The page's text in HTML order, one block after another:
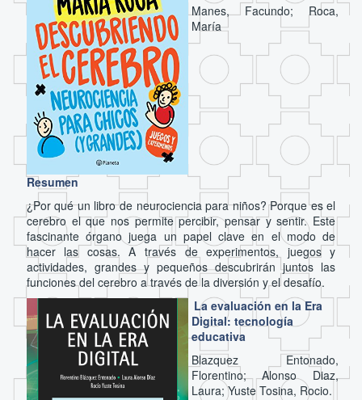
Manes, Facundo; Roca,
María
Resumen
¿Por qué un libro de neurociencia para niños? Porque es el
cerebro el que nos permite percibir, pensar y sentir. Este
fascinante órgano juega un papel clave en el modo de
hacer las cosas. A través de experimentos, juegos y
actividades, grandes y pequeños descubrirán juntos las
funciones del cerebro a través de la diversión y el desafío.
La evaluación en la Era
Digital: tecnología
educativa
Blazquez Entonado,
Florentino; Alonso Diaz,
Laura; Yuste Tosina, Rocio.